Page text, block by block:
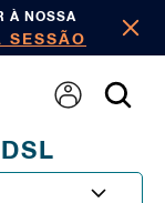
À NOSSA
SESSÃO